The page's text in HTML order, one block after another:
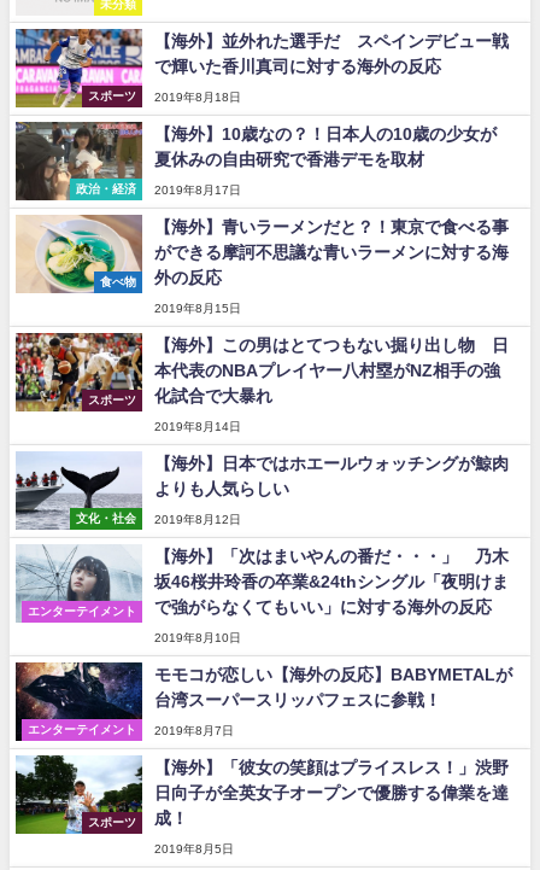
未分類
スポーツ
【海外】並外れた選手だ スペインデビュー戦
で輝いた香川真司に対する海外の反応
2019年8月18日
政治・経済
【海外】10歳なの？！日本人の10歳の少女が
夏休みの自由研究で香港デモを取材
2019年8月17日
食べ物
【海外】青いラーメンだと？！東京で食べる事
ができる摩訶不思議な青いラーメンに対する海
外の反応
2019年8月15日
スポーツ
【海外】この男はとてつもない掘り出し物 日
本代表のNBAプレイヤー八村塁がNZ相手の強
化試合で大暴れ
2019年8月14日
文化・社会
【海外】日本ではホエールウォッチングが鯨肉
よりも人気らしい
2019年8月12日
エンターテイメント
【海外】「次はまいやんの番だ・・・」 乃木
坂46桜井玲香の卒業&24thシングル「夜明けま
で強がらなくてもいい」に対する海外の反応
2019年8月10日
エンターテイメント
モモコが恋しい【海外の反応】BABYMETALが
台湾スーパースリッパフェスに参戦！
2019年8月7日
スポーツ
【海外】「彼女の笑顔はプライスレス！」渋野
日向子が全英女子オープンで優勝する偉業を達
成！
2019年8月5日